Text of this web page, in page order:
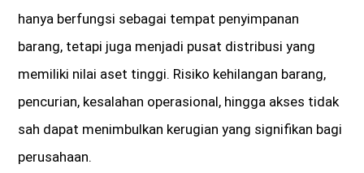
hanya berfungsi sebagai tempat penyimpanan
barang, tetapi juga menjadi pusat distribusi yang
memiliki nilai aset tinggi. Risiko kehilangan barang,
pencurian, kesalahan operasional, hingga akses tidak
sah dapat menimbulkan kerugian yang signifikan bagi
perusahaan.